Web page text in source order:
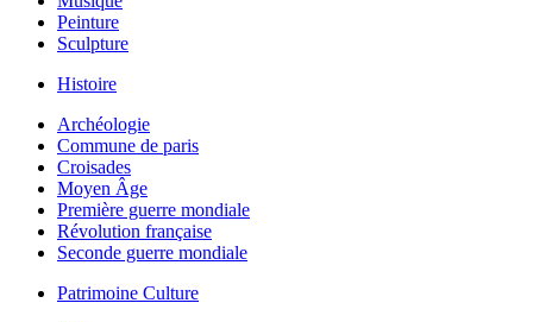
Peinture
Sculpture
Histoire
Archéologie
Commune de paris
Croisades
Moyen Âge
Première guerre mondiale
Révolution française
Seconde guerre mondiale
Patrimoine Culture